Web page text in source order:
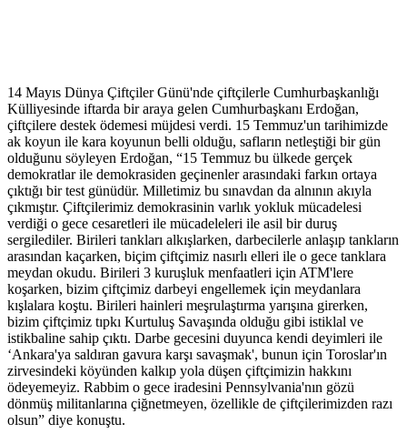
14 Mayıs Dünya Çiftçiler Günü'nde çiftçilerle Cumhurbaşkanlığı
Külliyesinde iftarda bir araya gelen Cumhurbaşkanı Erdoğan,
çiftçilere destek ödemesi müjdesi verdi. 15 Temmuz'un tarihimizde
ak koyun ile kara koyunun belli olduğu, safların netleştiği bir gün
olduğunu söyleyen Erdoğan, “15 Temmuz bu ülkede gerçek
demokratlar ile demokrasiden geçinenler arasındaki farkın ortaya
çıktığı bir test günüdür. Milletimiz bu sınavdan da alnının akıyla
çıkmıştır. Çiftçilerimiz demokrasinin varlık yokluk mücadelesi
verdiği o gece cesaretleri ile mücadeleleri ile asil bir duruş
sergilediler. Birileri tankları alkışlarken, darbecilerle anlaşıp tankların
arasından kaçarken, biçim çiftçimiz nasırlı elleri ile o gece tanklara
meydan okudu. Birileri 3 kuruşluk menfaatleri için ATM'lere
koşarken, bizim çiftçimiz darbeyi engellemek için meydanlara
kışlalara koştu. Birileri hainleri meşrulaştırma yarışına girerken,
bizim çiftçimiz tıpkı Kurtuluş Savaşında olduğu gibi istiklal ve
istikbaline sahip çıktı. Darbe gecesini duyunca kendi deyimleri ile
‘Ankara'ya saldıran gavura karşı savaşmak', bunun için Toroslar'ın
zirvesindeki köyünden kalkıp yola düşen çiftçimizin hakkını
ödeyemeyiz. Rabbim o gece iradesini Pennsylvania'nın gözü
dönmüş militanlarına çiğnetmeyen, özellikle de çiftçilerimizden razı
olsun” diye konuştu.